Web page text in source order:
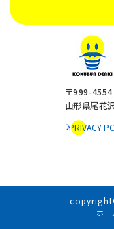
〒999-4554
山形県尾花
PRIVACY
ホ